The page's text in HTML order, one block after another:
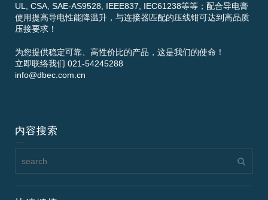
UL, CSA, SAE-AS9528, IEEE837, IEC61238等等；配合导电膏
使用提高导电性能降温升，与连接器匹配的压线钳可达到高品质
压接要求！
为您提供稳定可靠、高性价比的产品，这是我们的使命！
立即联络我们 021-54245288
info@dbec.com.cn
内容搜索